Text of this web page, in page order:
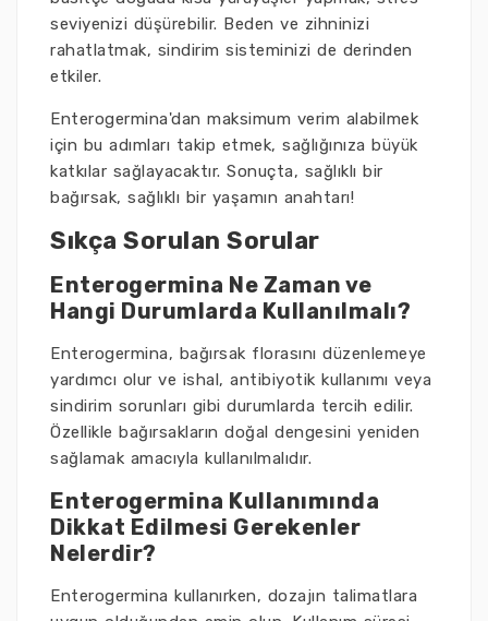
seviyenizi düşürebilir. Beden ve zihninizi
rahatlatmak, sindirim sisteminizi de derinden
etkiler.
Enterogermina'dan maksimum verim alabilmek
için bu adımları takip etmek, sağlığınıza büyük
katkılar sağlayacaktır. Sonuçta, sağlıklı bir
bağırsak, sağlıklı bir yaşamın anahtarı!
Sıkça Sorulan Sorular
Enterogermina Ne Zaman ve
Hangi Durumlarda Kullanılmalı?
Enterogermina, bağırsak florasını düzenlemeye
yardımcı olur ve ishal, antibiyotik kullanımı veya
sindirim sorunları gibi durumlarda tercih edilir.
Özellikle bağırsakların doğal dengesini yeniden
sağlamak amacıyla kullanılmalıdır.
Enterogermina Kullanımında
Dikkat Edilmesi Gerekenler
Nelerdir?
Enterogermina kullanırken, dozajın talimatlara